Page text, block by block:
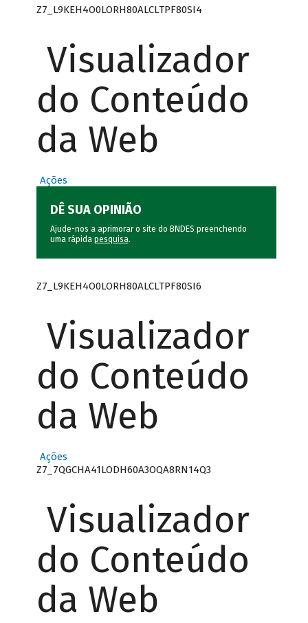
Z7_L9KEH4O0LORH80ALCLTPF80SI4
Visualizador
do Conteúdo
da Web
Ações
DÊ SUA OPINIÃO
Ajude-nos a aprimorar o site do BNDES preenchendo
uma rápida pesquisa.
Z7_L9KEH4O0LORH80ALCLTPF80SI6
Visualizador
do Conteúdo
da Web
Ações
Z7_7QGCHA41LODH60A3OQA8RN14Q3
Visualizador
do Conteúdo
da Web